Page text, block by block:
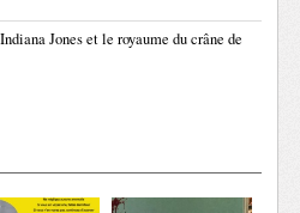
Jones et le royaume du crâne de